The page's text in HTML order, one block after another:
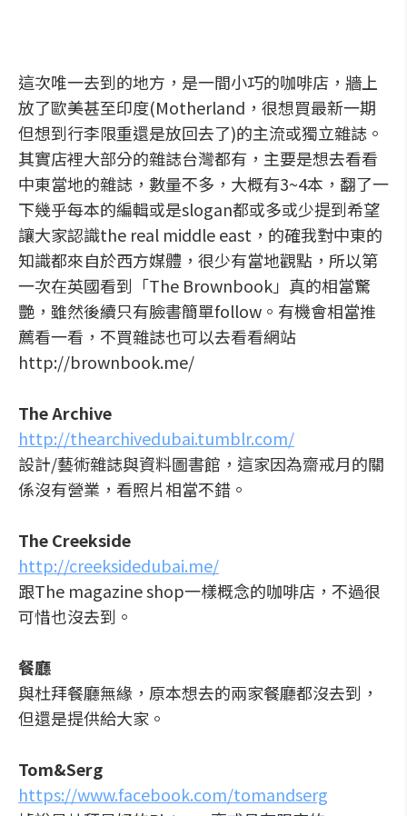
這次唯一去到的地方，是一間小巧的咖啡店，牆上
放了歐美甚至印度(Motherland，很想買最新一期
但想到行李限重還是放回去了)的主流或獨立雜誌。
其實店裡大部分的雜誌台灣都有，主要是想去看看
中東當地的雜誌，數量不多，大概有3~4本，翻了一
下幾乎每本的編輯或是slogan都或多或少提到希望
讓大家認識the real middle east，的確我對中東的
知識都來自於西方媒體，很少有當地觀點，所以第
一次在英國看到「The Brownbook」真的相當驚
艷，雖然後續只有臉書簡單follow。有機會相當推
薦看一看，不買雜誌也可以去看看網站
http://brownbook.me/
The Archive
http://thearchivedubai.tumblr.com/
設計/藝術雜誌與資料圖書館，這家因為齋戒月的關
係沒有營業，看照片相當不錯。
The Creekside
http://creeksidedubai.me/
跟The magazine shop一樣概念的咖啡店，不過很
可惜也沒去到。
餐廳
與杜拜餐廳無緣，原本想去的兩家餐廳都沒去到，
但還是提供給大家。
Tom&Serg
https://www.facebook.com/tomandserg